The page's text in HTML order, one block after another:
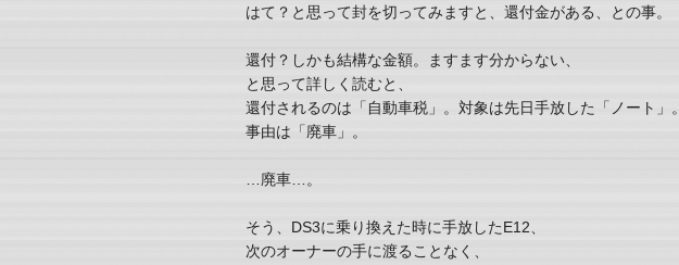
はて？と思って封を切ってみますと、還付金がある、との事。
還付？しかも結構な金額。ますます分からない、
と思って詳しく読むと、
還付されるのは「自動車税」。対象は先日手放した「ノート」。
事由は「廃車」。
…廃車…。
そう、DS3に乗り換えた時に手放したE12、
次のオーナーの手に渡ることなく、